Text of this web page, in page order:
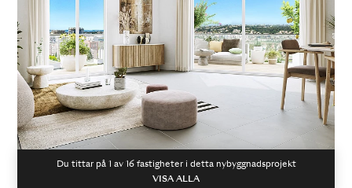
Du tittar på 1 av 16fastigheter i detta nybyggnadsprojekt
VISA ALLA